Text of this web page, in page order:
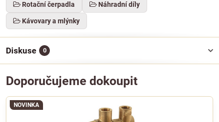
Rotační čerpadla Náhradní díly
Kávovary a mlýnky
Diskuse 0
Doporučujeme dokoupit
NOVINKA